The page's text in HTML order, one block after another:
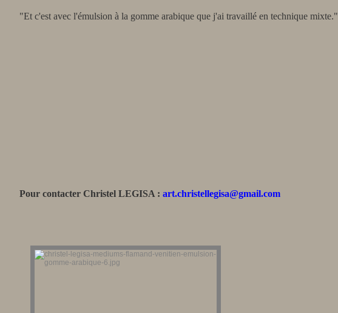
"Et c'est avec l'émulsion à la gomme arabique que j'ai travaillé en technique mixte."
Pour contacter Christel LEGISA : art.christellegisa@gmail.com